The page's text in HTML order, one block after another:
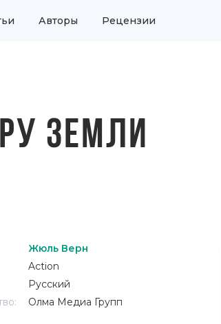
Авторы Рецензии
ЗЕМЛИ
Жюль Верн
Action
Русский
Олма Медиа Групп